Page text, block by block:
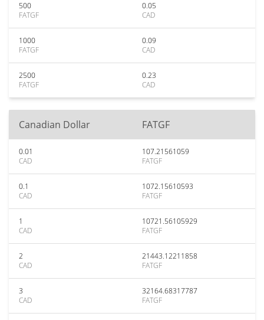
500
FATGF
0.05
CAD
1000
FATGF
0.09
CAD
2500
FATGF
0.23
CAD
Canadian Dollar FATGF
0.01
CAD
107.21561059
FATGF
0.1
CAD
1072.15610593
FATGF
1
CAD
10721.56105929
FATGF
2
CAD
21443.12211858
FATGF
3
CAD
32164.68317787
FATGF